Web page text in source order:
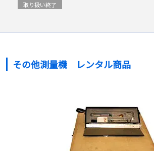
取り扱い終了
その他測量機 レンタル商品